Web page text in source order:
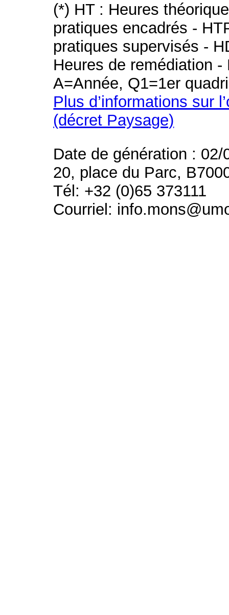
(*) HT : Heures
pratiques encadrés -
pratiques supervisés -
Heures de remédiation
A=Année, Q1=1er
Plus d’informations sur
(décret Paysage)
Date de génération : 02/
20, place du Parc,
Tél: +32 (0)65 373111
Courriel: